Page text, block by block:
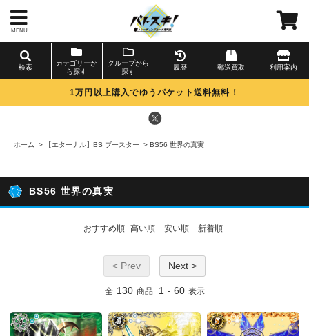
MENU
検索
カテゴリーか
ら探す
グループから
探す
履歴 郵送買取 利用案内
1万円以上購入でゆうパケット送料無料！
ホーム > 【エターナル】BS ブースター > BS56 世界の真実
BS56 世界の真実
おすすめ順 高い順 安い順 新着順
< Prev Next >
全 130 商品 1 - 60 表示